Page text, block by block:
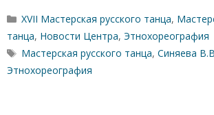
Рубрики
XVII Мастерская русского танца,
танца, Новости Центра, Этнохореография
Метки
Мастерская русского танца,Синяева
Этнохореография